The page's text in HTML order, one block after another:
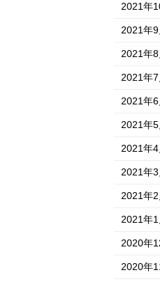
2021年
2021年
2021年
2021年
2021年
2021年
2021年
2021年
2021年
2021年
2020年
2020年